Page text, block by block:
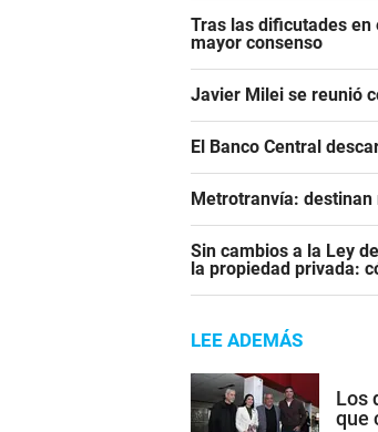
Tras las dificutades
mayor consenso
Javier Milei se reunió
El Banco Central
Metrotranvía:
Sin cambios a la Ley
la propiedad privada:
LEE ADEMÁS
Los
que